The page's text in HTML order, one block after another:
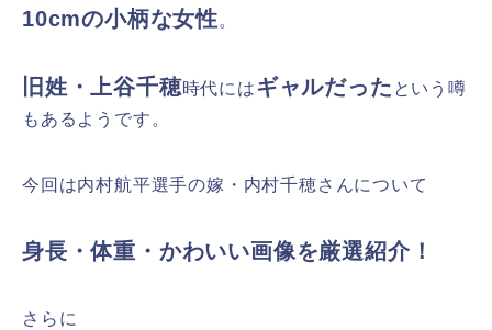
10cmの小柄な女性。
旧姓・上谷千穂時代にはギャルだった という噂
もあるようです。
今回は内村航平選手の嫁・内村千穂さんについて
身長・体重・かわいい画像を厳選紹介！
さらに